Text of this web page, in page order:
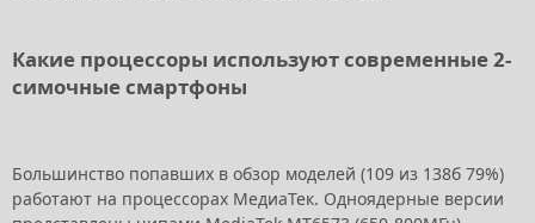
Какие процессоры используют современные 2-
симочные смартфоны
Большинство попавших в обзор моделей (109 из 138б 79%)
работают на процессорах МедиаТек. Одноядерные версии